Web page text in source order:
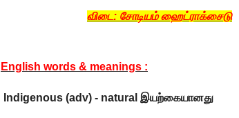
விடை: சோடியம் ஹைட்ராக்சைடு
English words & meanings :
Indigenous (adv) - natural இயற்கையானது